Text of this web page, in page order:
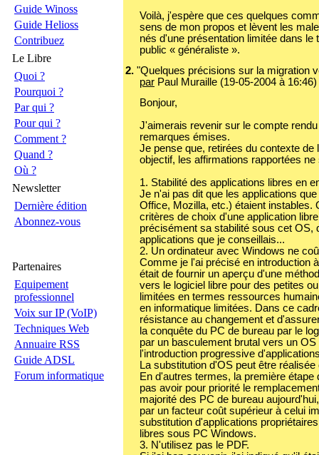
Guide Winoss
Guide Helioss
Contribuez
Le Libre
Quoi ?
Pourquoi ?
Par qui ?
Pour qui ?
Comment ?
Quand ?
Où ?
Newsletter
Dernière édition
Abonnez-vous
Partenaires
Equipement
professionnel
Voix sur IP (VoIP)
Techniques Web
Annuaire RSS
Guide ADSL
Forum informatique
Voilà, j'espère que ces quelques
sens de mon propos et lèvent les
nés d'une présentation limitée dans le
public « généraliste ».
2. "Quelques précisions sur la migration
par Paul Muraille (19-05-2004 à 16:46)
Bonjour,
J'aimerais revenir sur le compte
remarques émises.
Je pense que, retirées du contexte de
objectif, les affirmations rapportées
1. Stabilité des applications libres en
Je n'ai pas dit que les applications
Office, Mozilla, etc.) étaient instables.
critères de choix d'une application
précisément sa stabilité sous cet OS,
applications que je conseillais...
2. Un ordinateur avec Windows ne
Comme je l'ai précisé en introduction
était de fournir un aperçu d'une
vers le logiciel libre pour des petites
limitées en termes ressources
en informatique limitées. Dans ce
résistance au changement et
la conquête du PC de bureau par le
par un basculement brutal vers un
l'introduction progressive
La substitution d'OS peut être
En d'autres termes, la première étape
pas avoir pour priorité le
majorité des PC de bureau
par un facteur coût supérieur à celui
substitution d'applications
libres sous PC Windows.
3. N'utilisez pas le PDF.